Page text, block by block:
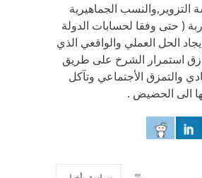
التزوير,والنسب الجماهيرية
( حتى وفقا لحسابات الدولة
الحل العملي والواقعي الذي
استمرار الشرخ على طريق
والتمزق الأجتماعي وتآكل
الى الحضيض .